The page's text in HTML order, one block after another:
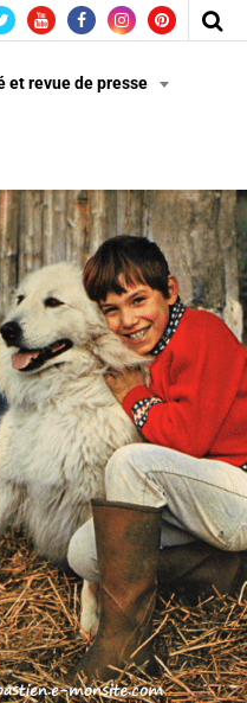
et revue de presse